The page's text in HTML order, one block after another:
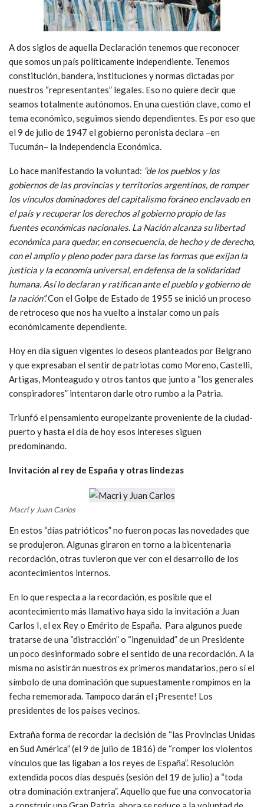
A dos siglos de aquella Declaración tenemos que reconocer
que somos un país políticamente independiente. Tenemos
constitución, bandera, instituciones y normas dictadas por
nuestros “representantes” legales. Eso no quiere decir que
seamos totalmente autónomos. En una cuestión clave, como el
tema económico, seguimos siendo dependientes. Es por eso que
el 9 de julio de 1947 el gobierno peronista declara –en
Tucumán– la Independencia Económica.
Lo hace manifestando la voluntad: “de los pueblos y los
gobiernos de las provincias y territorios argentinos, de romper
los vínculos dominadores del capitalismo foráneo enclavado en
el país y recuperar los derechos al gobierno propio de las
fuentes económicas nacionales. La Nación alcanza su libertad
económica para quedar, en consecuencia, de hecho y de derecho,
con el amplio y pleno poder para darse las formas que exijan la
justicia y la economía universal, en defensa de la solidaridad
humana. Así lo declaran y ratifican ante el pueblo y gobierno de
la nación”.Con el Golpe de Estado de 1955 se inició un proceso
de retroceso que nos ha vuelto a instalar como un país
económicamente dependiente.
Hoy en día siguen vigentes lo deseos planteados por Belgrano
y que expresaban el sentir de patriotas como Moreno, Castelli,
Artigas, Monteagudo y otros tantos que junto a “los generales
conspiradores” intentaron darle otro rumbo a la Patria.
Triunfó el pensamiento europeizante proveniente de la ciudad-
puerto y hasta el día de hoy esos intereses siguen
predominando.
Invitación al rey de España y otras lindezas
Macri y Juan Carlos
En estos “días patrióticos” no fueron pocas las novedades que
se produjeron. Algunas giraron en torno a la bicentenaria
recordación, otras tuvieron que ver con el desarrollo de los
acontecimientos internos.
En lo que respecta a la recordación, es posible que el
acontecimiento más llamativo haya sido la invitación a Juan
Carlos I, el ex Rey o Emérito de España. Para algunos puede
tratarse de una “distracción” o “ingenuidad” de un Presidente
un poco desinformado sobre el sentido de una recordación. A la
misma no asistirán nuestros ex primeros mandatarios, pero sí el
símbolo de una dominación que supuestamente rompimos en la
fecha rememorada. Tampoco darán el ¡Presente! Los
presidentes de los países vecinos.
Extraña forma de recordar la decisión de “las Provincias Unidas
en Sud América” (el 9 de julio de 1816) de “romper los violentos
vínculos que las ligaban a los reyes de España”. Resolución
extendida pocos días después (sesión del 19 de julio) a “toda
otra dominación extranjera”. Aquello que fue una convocatoria